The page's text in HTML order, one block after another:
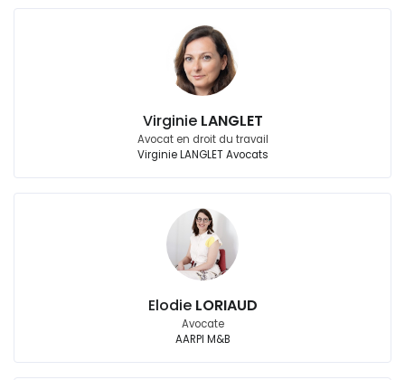
Virginie LANGLET
Avocat en droit du travail
Virginie LANGLET Avocats
Elodie LORIAUD
Avocate
AARPI M&B